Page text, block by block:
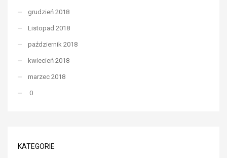
grudzień 2018
Listopad 2018
październik 2018
kwiecień 2018
marzec 2018
0
KATEGORIE